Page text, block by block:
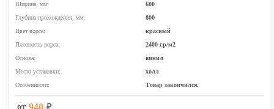
Ширина, мм:
600
Глубина прохождения, мм:
800
Цвет ворса:
красный
Плотность ворса:
2400 гр/м2
Основа:
винил
Место установки:
холл
Особенности:
Товар закончился.
от ₽